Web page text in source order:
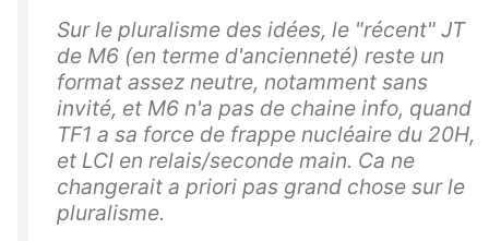
Sur le pluralisme des idées, le "récent" JT
de M6 (en terme d'ancienneté) reste un
format assez neutre, notamment sans
invité, et M6 n'a pas de chaine info, quand
TF1 a sa force de frappe nucléaire du 20H,
et LCI en relais/seconde main. Ca ne
changerait a priori pas grand chose sur le
pluralisme.